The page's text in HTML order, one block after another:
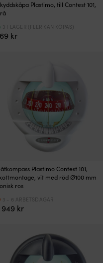
Plastimo, till Contest 101,
kr
3 I LAGER (FLER KAN KÖPAS)
Plastimo Contest 101,
vit med röd Ø100 mm
ros
949 kr
3 - 6 ARBETSDAGAR